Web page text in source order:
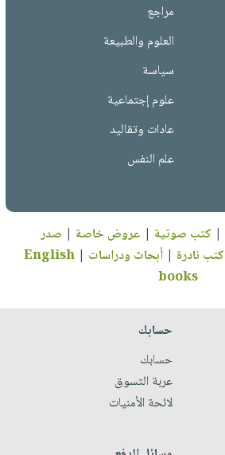
مراجع
العلوم والطبيعة
سياسة
علوم إجتماعية
عادات وتقاليد
علم النفس
| كتب صوتية | عروض خاصة | صدر
كتب نادرة |أبحاث ودراسات |
English
books
حسابك
حسابك
عربة التسوق
لائحة الأمنيات